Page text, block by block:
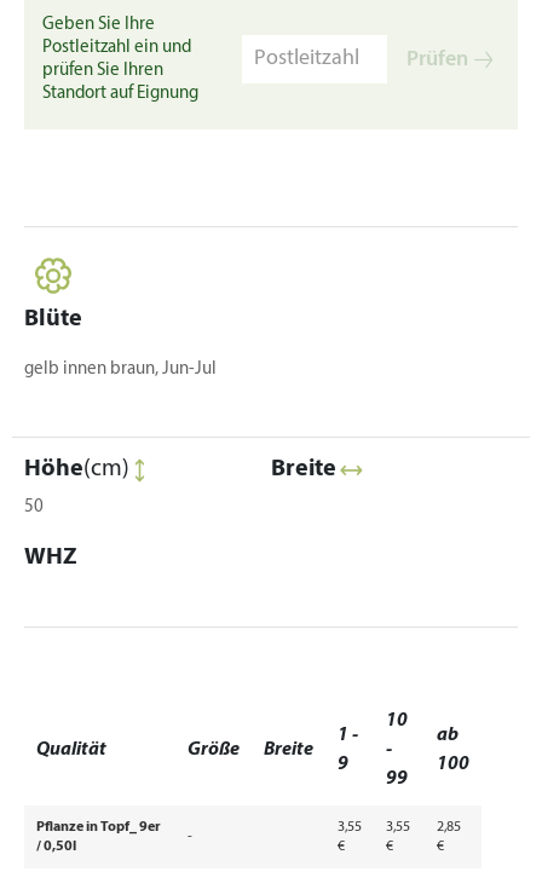
Geben Sie Ihre
Postleitzahl ein und
prüfen Sie Ihren
Standort auf Eignung
Prüfen
Blüte
gelb innen braun, Jun-Jul
Höhe(cm)
50
Breite
WHZ
Qualität Größe Breite
1 -
9
10
-
99
ab
100
Pflanze in Topf_ 9er
/ 0,50l
-
3,55
€
3,55
€
2,85
€